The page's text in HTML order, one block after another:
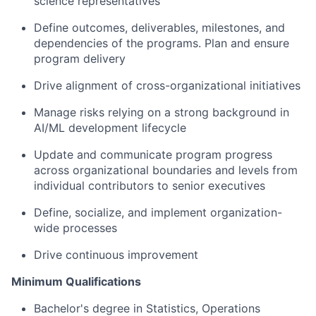
Define outcomes, deliverables, milestones, and
dependencies of the programs. Plan and ensure
program delivery
Drive alignment of cross-organizational initiatives
Manage risks relying on a strong background in
AI/ML development lifecycle
Update and communicate program progress
across organizational boundaries and levels from
individual contributors to senior executives
Define, socialize, and implement organization-
wide processes
Drive continuous improvement
Minimum Qualifications
Bachelor's degree in Statistics, Operations